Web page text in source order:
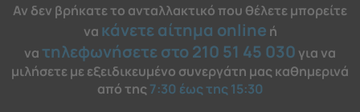
Αν δεν βρήκατε το ανταλλακτικό που θέλετε μπορείτε
να κάνετε αίτημα online ή
νατηλεφωνήσετε στο 210 51 45 030 για να
μιλήσετε με εξειδικευμένο συνεργάτη μας καθημερινά
από της7:30 έως της 15:30